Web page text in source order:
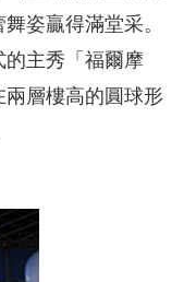
姿贏得滿堂采。
的主秀「福爾摩
層樓高的圓球形